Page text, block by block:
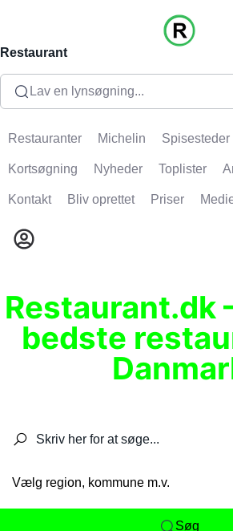
Restaurant
Lav en lynsøgning...
Restauranter Michelin Spisesteder
Kortsøgning Nyheder Toplister
Kontakt Bliv oprettet Priser
Restaurant.dk
bedste
Vælg region, kommune m.v.
Søg